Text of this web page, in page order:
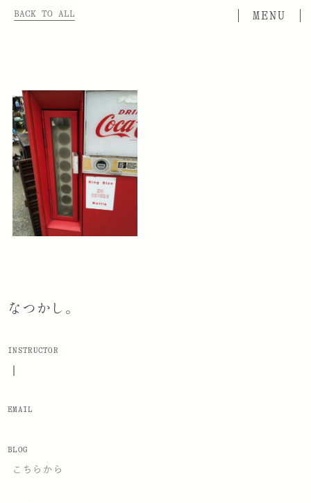
BACK TO ALL
なつかし。
INSTRUCTOR
|
EMAIL
BLOG
こちらから